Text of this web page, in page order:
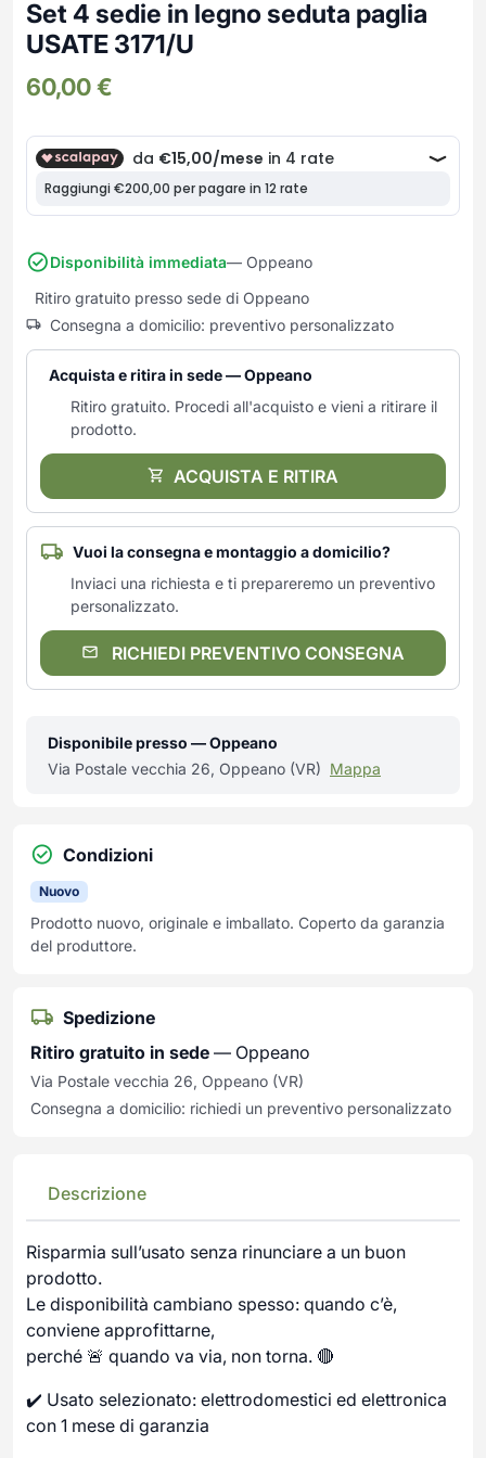
Frullatori
Grattugie elettriche
Pulizia Casa
Sbattitori
Spremiagrumi e Centrifughe
Stiro
Tritacarne
Tritaverdure elettrici
Utensili da cucina
Yogurtiere
Lampade da parete
Lampade da tavolo
Lampade da terra
Mobili Ingresso
SOGGIORNO
Complementi Soggiorno
Divani e Poltrone
Soggiorni e Pareti
Tavoli e Tavolini
UFFICIO
Banconi Reception
Cucitrici e accessori
Moduli per ufficio
Poltrone Barber Shop
Scrivanie
TAVOLI USATI
Set 4 sedie in legno seduta paglia
USATE 3171/U
60,00€
Disponibilità immediata— Oppeano
Ritiro gratuito presso sede di Oppeano
Consegna a domicilio: preventivo personalizzato
Acquista e ritira in sede — Oppeano
Ritiro gratuito. Procedi all'acquisto e vieni a ritirare il
prodotto.
ACQUISTA E RITIRA
Vuoi la consegna e montaggio a domicilio?
Inviaci una richiesta e ti prepareremo un preventivo
personalizzato.
RICHIEDI PREVENTIVO CONSEGNA
Disponibile presso — Oppeano
Via Postale vecchia 26, Oppeano (VR) Mappa
Condizioni
Nuovo
Prodotto nuovo, originale e imballato. Coperto da garanzia
del produttore.
Spedizione
Ritiro gratuito in sede — Oppeano
Via Postale vecchia 26, Oppeano (VR)
Consegna a domicilio: richiedi un preventivo personalizzato
Descrizione
Risparmia sull’usato senza rinunciare a un buon
prodotto.
Le disponibilità cambiano spesso: quando c’è,
conviene approfittarne,
perché 🚨 quando va via, non torna. 🔴
✔️ Usato selezionato: elettrodomestici ed elettronica
con 1 mese di garanzia